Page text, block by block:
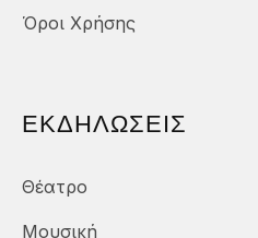
Όροι Χρήσης
ΕΚΔΗΛΏΣΕΙΣ
Θέατρο
Μουσική